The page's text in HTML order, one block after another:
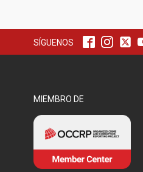
SÍGUENOS
MIEMBRO DE